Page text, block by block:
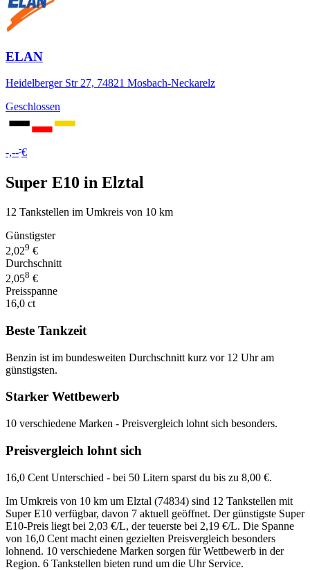
ELAN
Heidelberger Str 27, 74821 Mosbach-Neckarelz
Geschlossen
-,---€
Super E10 in Elztal
12 Tankstellen im Umkreis von 10 km
Günstigster
2,029 €
Durchschnitt
2,058 €
Preisspanne
16,0 ct
Beste Tankzeit
Benzin ist im bundesweiten Durchschnitt kurz vor 12 Uhr am
günstigsten.
Starker Wettbewerb
10 verschiedene Marken - Preisvergleich lohnt sich besonders.
Preisvergleich lohnt sich
16,0 Cent Unterschied - bei 50 Litern sparst du bis zu 8,00 €.
Im Umkreis von 10 km um Elztal (74834) sind 12 Tankstellen mit
Super E10 verfügbar, davon 7 aktuell geöffnet. Der günstigste Super
E10-Preis liegt bei 2,03 €/L, der teuerste bei 2,19 €/L. Die Spanne
von 16,0 Cent macht einen gezielten Preisvergleich besonders
lohnend. 10 verschiedene Marken sorgen für Wettbewerb in der
Region. 6 Tankstellen bieten rund um die Uhr Service.